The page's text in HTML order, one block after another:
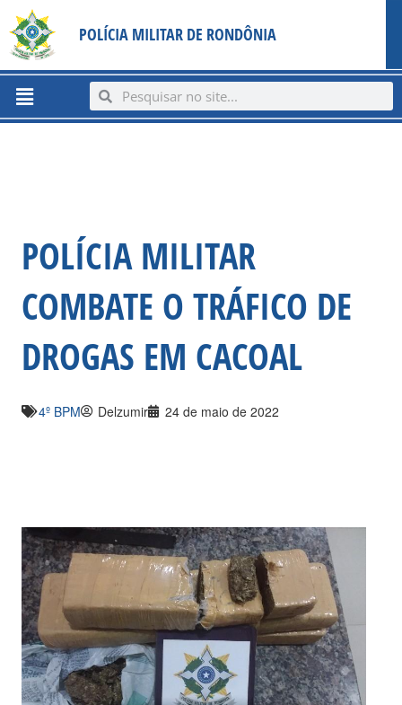
content
para
conteúdo
POLÍCIA MILITAR DE RONDÔNIA
Menu SearchSearch
POLÍCIA MILITAR
COMBATE O TRÁFICO DE
DROGAS EM CACOAL
4º BPM Delzumir 24 de maio de 2022